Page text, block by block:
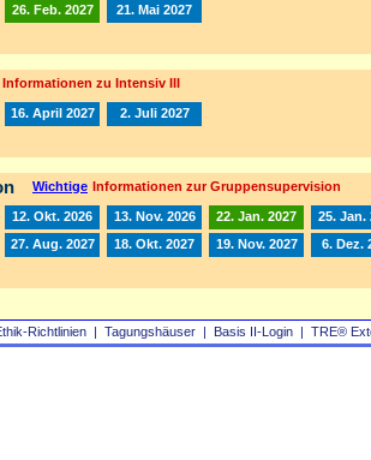
Richtlinien | Tagungshäuser | Basis II‑Login | TRE®
26. Feb. 2027 21. Mai 2027
Informationen zu Intensiv III
16. April 2027 2. Juli 2027
Wichtige Informationen zur Gruppensupervision
12. Okt. 2026 13. Nov. 2026 22. Jan. 2027 25. Jan.
27. Aug. 2027 18. Okt. 2027 19. Nov. 2027 6. Dez.